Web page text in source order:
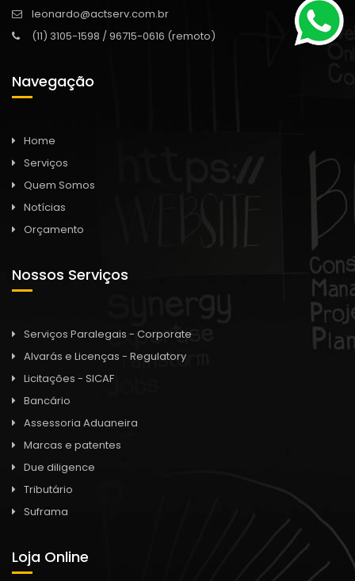
leonardo@actserv.com.br
(11) 3105-1598 / 96715-0616 (remoto)
Navegação
Home
Serviços
Quem Somos
Notícias
Orçamento
Nossos Serviços
Serviços Paralegais - Corporate
Alvarás e Licenças - Regulatory
Licitações - SICAF
Bancário
Assessoria Aduaneira
Marcas e patentes
Due diligence
Tributário
Suframa
Loja Online